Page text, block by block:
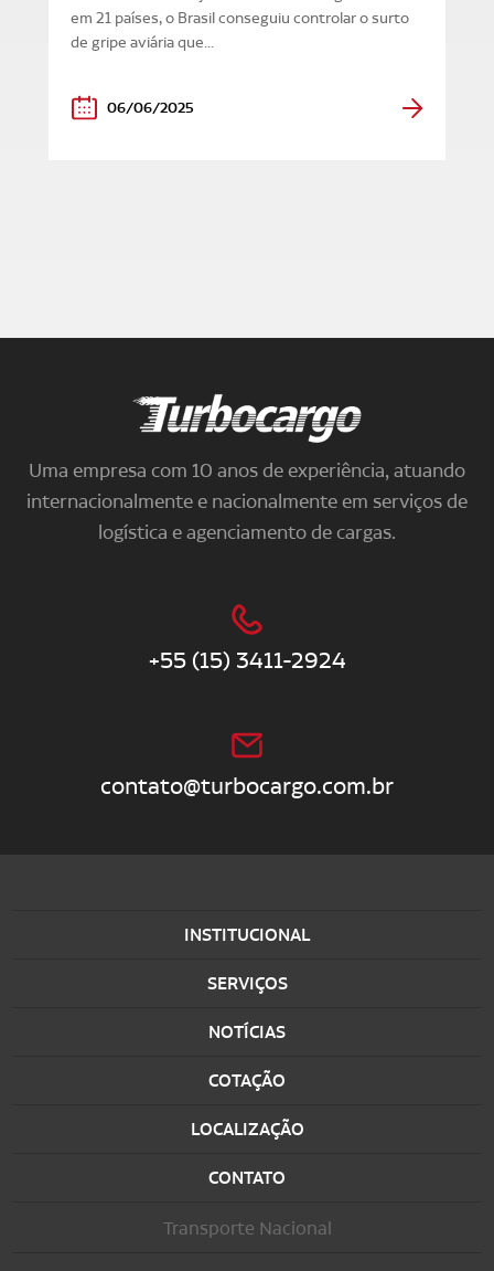
em 21 países, o Brasil conseguiu controlar o surto
de gripe aviária que...
06/06/2025
Turbocargo
Uma empresa com 10 anos de experiência, atuando
internacionalmente e nacionalmente em serviços de
logística e agenciamento de cargas.
+55 (15) 3411-2924
contato@turbocargo.com.br
INSTITUCIONAL
SERVIÇOS
NOTÍCIAS
COTAÇÃO
LOCALIZAÇÃO
CONTATO
Transporte Nacional